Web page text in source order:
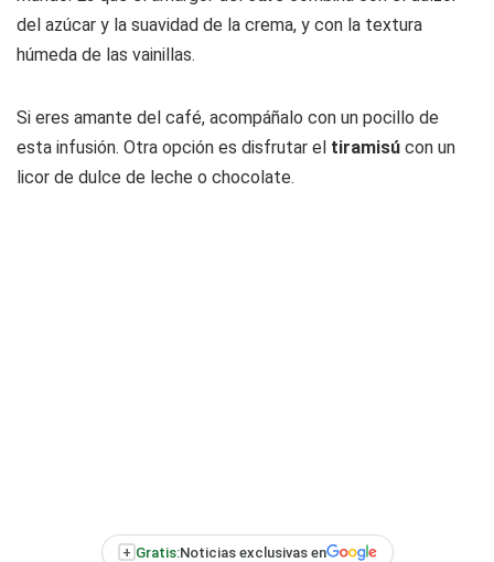
del azúcar y la suavidad de la crema, y con la textura
húmeda de las vainillas.
Si eres amante del café, acompáñalo con un pocillo de
esta infusión. Otra opción es disfrutar el tiramisú con un
licor de dulce de leche o chocolate.
+ Gratis:Noticias exclusivas en